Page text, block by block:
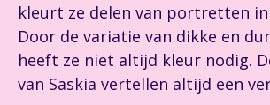
kleurt ze delen van portretten
Door de variatie van dikke en
heeft ze niet altijd kleur nodig.
van Saskia vertellen altijd een